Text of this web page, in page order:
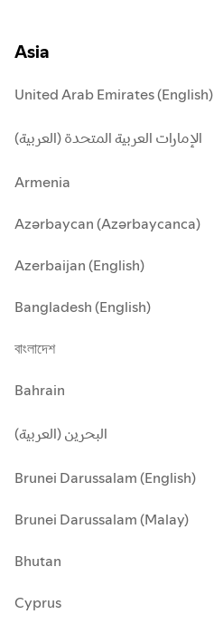
Asia
United Arab Emirates (English)
الإمارات العربية المتحدة (العربية)
Armenia
Azərbaycan (Azərbaycanca)
Azerbaijan (English)
Bangladesh (English)
বাংলাদেশ
Bahrain
البحرين (العربية)
Brunei Darussalam (English)
Brunei Darussalam (Malay)
Bhutan
Cyprus